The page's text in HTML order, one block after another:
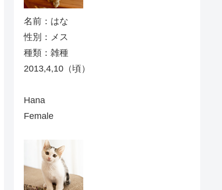
名前：はな
性別：メス
種類：雑種
2013,4,10（頃）
Hana
Female